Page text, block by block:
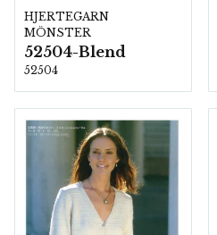
HJERTEGARN
MÖNSTER
52504-Blend
52504